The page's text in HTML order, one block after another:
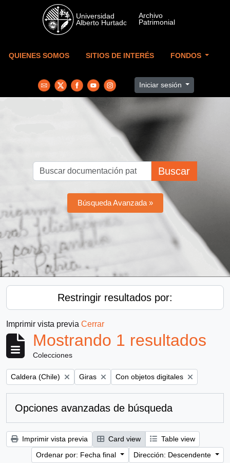
Skip to main content
QUIENES SOMOS SITIOS DE INTERÉS FONDOS
Iniciar sesión
Buscar
Búsqueda Avanzada »
Restringir resultados por:
Imprimir vista previa Cerrar
Mostrando 1 resultados
Colecciones
Remove filter:
Caldera (Chile) Remove filter:
Giras Remove filter:
Con objetos digitales
Opciones avanzadas de búsqueda
Imprimir vista previa Card view
Table view
Ordenar por: Fecha final
Dirección: Descendente